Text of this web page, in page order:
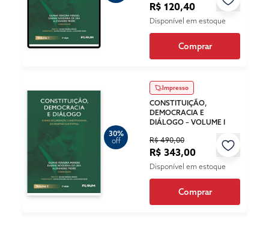
R$ 120,40
Disponível em estoque
Comprar
30%
off
Impresso
CONSTITUIÇÃO,
DEMOCRACIA E
DIÁLOGO – VOLUME I
R$ 490,00
R$ 343,00
Disponível em estoque
Comprar